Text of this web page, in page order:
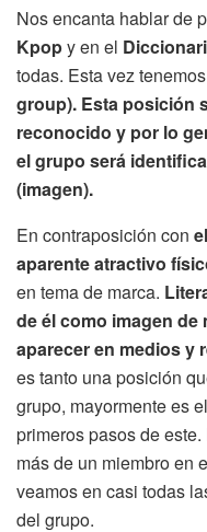
Nos encanta hablar de
Kpopy en el
todas. Esta vez tenemos
group). Esta posición
reconocido y por lo
el grupo será
(imagen).
En contraposición con
aparente atractivo
en tema de marca.
de él como imagen
aparecer en medios y
es tanto una posición
grupo, mayormente es
primeros pasos de
más de un miembro en
veamos en casi todas
del grupo.